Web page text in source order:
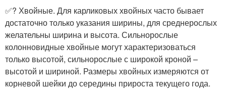
✅? Хвойные. Для карликовых хвойных часто бывает
достаточно только указания ширины, для среднерослых
желательны ширина и высота. Сильнорослые
колонновидные хвойные могут характеризоваться
только высотой, сильнорослые с широкой кроной –
высотой и шириной. Размеры хвойных измеряются от
корневой шейки до середины прироста текущего года.